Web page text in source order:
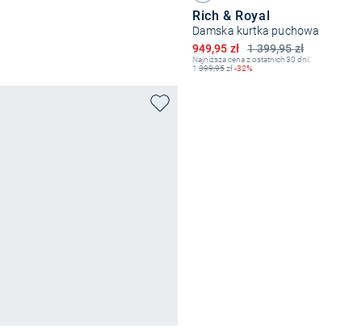
Rich & Royal
Damska kurtka puchowa
1 399,95 zł
Obniżona cena
949,95 zł
Najniższa cena z ostatnich 30 dni:
1 399,95zł-32%